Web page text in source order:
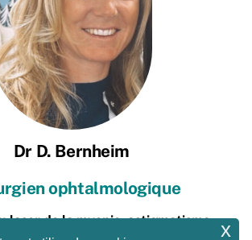
Dr D. Bernheim
ophtalmologique
laser de la myopie, astigmatisme, x